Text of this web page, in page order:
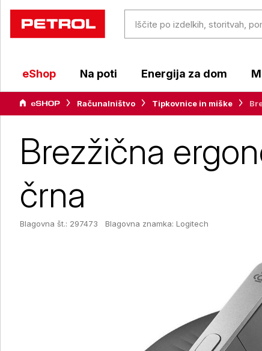
eShop Na poti Energija za dom
Računalništvo Tipkovnice in miške
Brezžična
črna
Blagovna št.: 297473 Blagovna znamka: Logitech